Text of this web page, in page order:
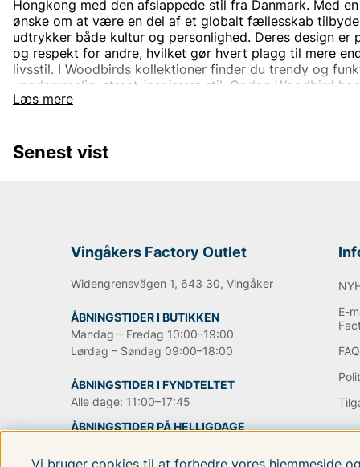
Læs mere
Hongkong med den afslappede stil fra Danmark. Med
ønske om at være en del af et globalt fællesskab
udtrykker både kultur og personlighed. Deres design
og respekt for andre, hvilket gør hvert plagg til mere
livsstil. I Woodbirds kollektioner finder du trendy og
ungdommelig, street-inspireret stil. Opdag Woodbird
for den moderne og passionerede modeelsker.
Senest vist
Vingåkers Factory Outlet
Widengrensvägen 1, 643 30, Vingåker
ÅBNINGSTIDER I BUTIKKEN
Mandag – Fredag 10:00–19:00
Lørdag – Søndag 09:00–18:00
ÅBNINGSTIDER I FYNDTELTET
Alle dage: 11:00–17:45
ÅBNINGSTIDER PÅ HELLIGDAGE
E-
FAQ
Vi bruger cookies til at forbedre vores hjemmeside